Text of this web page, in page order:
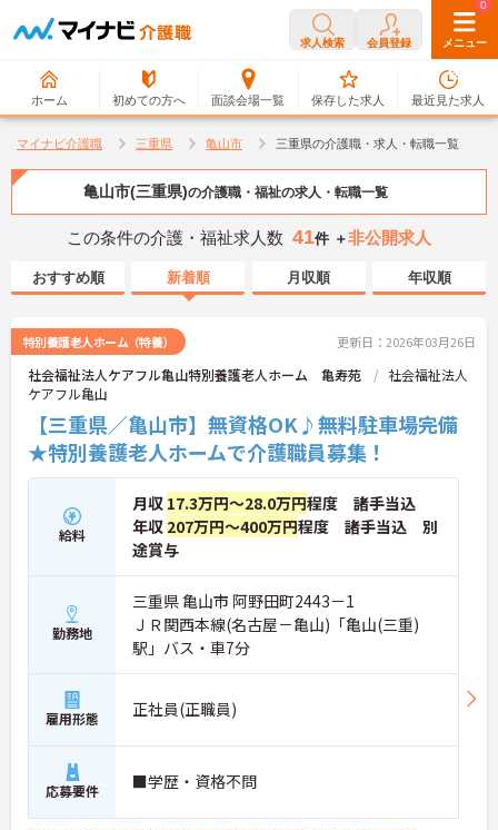
求人検索 会員登録 メニュー
ホーム 初めての方へ 面談会場一覧
0
保存した求人
0
最近見た求人
マイナビ介護職 三重県 亀山市 三重県の介護職・求人・転職一覧
亀山市(三重県)の介護職・福祉の求人・転職一覧
この条件の介護・福祉求人数 41件 ＋非公開求人
おすすめ順 新着順 月収順 年収順
特別養護老人ホーム（特養） 更新日：2026年03月26日
社会福祉法人ケアフル亀山特別養護老人ホーム 亀寿苑
社会福祉法人
ケアフル亀山
【三重県／亀山市】無資格OK♪無料駐車場完備
★特別養護老人ホームで介護職員募集！
給料
月収 17.3万円～28.0万円程度 諸手当込
年収 207万円～400万円程度 諸手当込 別
途賞与
勤務地
三重県 亀山市 阿野田町2443－1
ＪＲ関西本線(名古屋－亀山)「亀山(三重)
駅」バス・車7分
雇用形態 正社員(正職員)
応募要件 ■学歴・資格不問